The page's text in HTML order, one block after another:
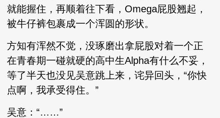
就能握住，再顺着往下看，Omega屁股翘起，
被牛仔裤包裹成一个浑圆的形状。
方知有浑然不觉，没琢磨出拿屁股对着一个正
在青春期一碰就硬的高中生Alpha有什么不妥，
等了半天也没见吴意跳上来，诧异回头，“你快
点啊，我承受得住。”
吴意：“……”